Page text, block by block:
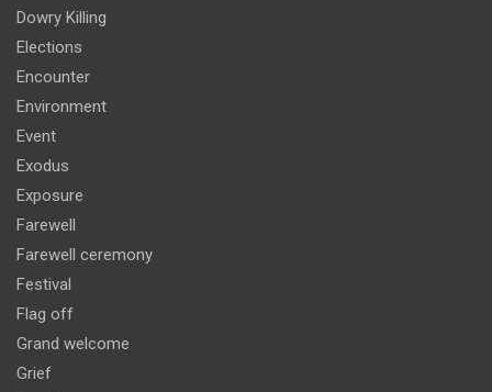
Dowry Killing
Elections
Encounter
Environment
Event
Exodus
Exposure
Farewell
Farewell ceremony
Festival
Flag off
Grand welcome
Grief